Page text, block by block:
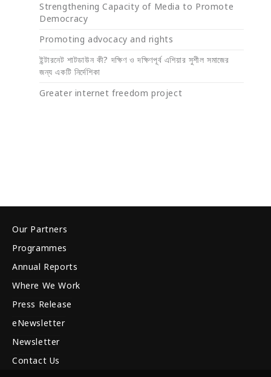
Strengthening Capacity of Media to Promote
Democracy
Promoting advocacy and rights
ইন্টারনেট শাটডাউন কী? দক্ষিণ ও দক্ষিণপূর্ব এশিয়ার সুশীল সমাজের
জন্য একটি নির্দেশিকা
Greater internet freedom project
Our Partners
Programmes
Annual Reports
Where We Work
Press Release
eNewsletter
Newsletter
Contact Us